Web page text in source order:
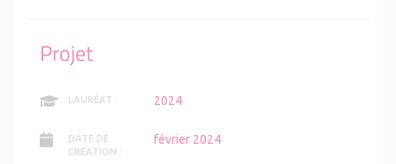
Projet
LAURÉAT : 2024
DATE DE
CRÉATION :
février 2024